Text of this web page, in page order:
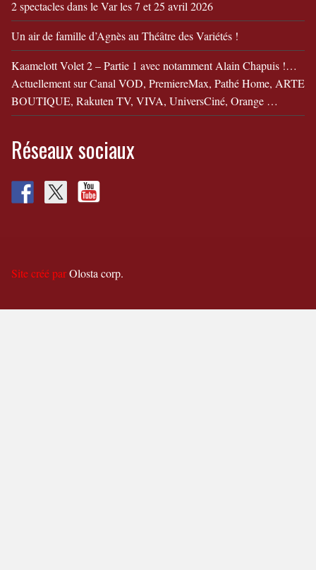
2 spectacles dans le Var les 7 et 25 avril 2026
Un air de famille d’Agnès au Théâtre des Variétés !
Kaamelott Volet 2 – Partie 1 avec notamment Alain Chapuis !…
Actuellement sur Canal VOD, PremiereMax, Pathé Home, ARTE
BOUTIQUE, Rakuten TV, VIVA, UniversCiné, Orange …
Réseaux sociaux
Site créé parOlosta corp.